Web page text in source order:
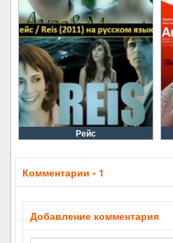
Рейс
Комментарии - 1
Добавление комментария